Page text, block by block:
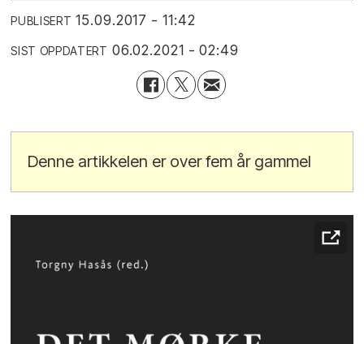
PUBLISERT 15.09.2017 - 11:42
SIST OPPDATERT 06.02.2021 - 02:49
Denne artikkelen er over fem år gammel